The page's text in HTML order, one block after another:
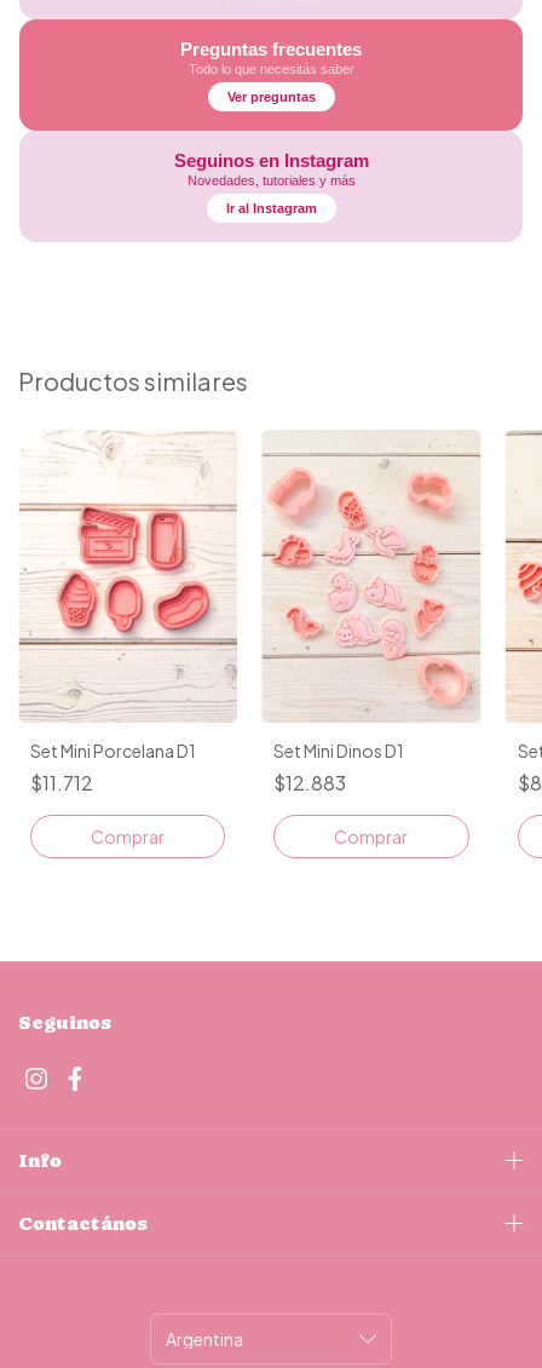
Preguntas frecuentes
Todo lo que necesitás saber
Ver preguntas
Seguinos en Instagram
Novedades, tutoriales y más
Ir al Instagram
Productos similares
Set Mini Porcelana D1
$11.712
Set Mini Dinos D1
$12.883
Seguinos
Info
Contactános